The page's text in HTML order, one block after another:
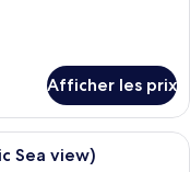
Afficher les prix
d’hôtel avec une
Sea view)